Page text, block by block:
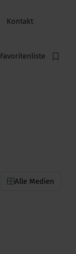
Kontakt
Favoritenliste
Alle Medien